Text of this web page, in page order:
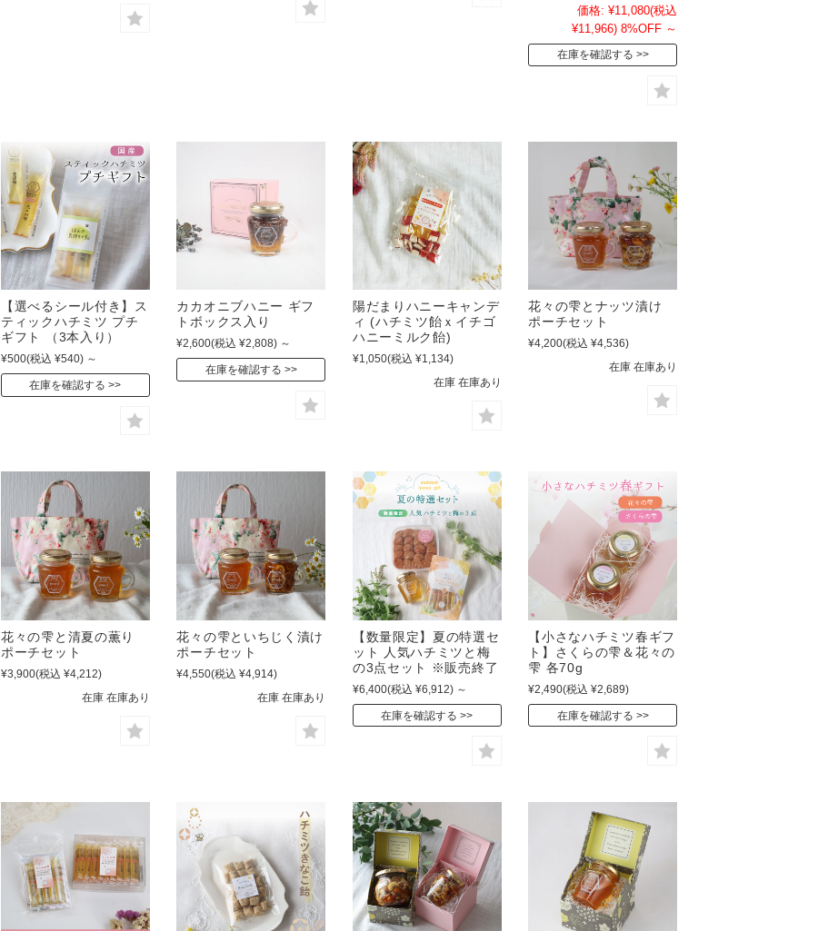
価格: ¥11,080(税込
¥11,966) 8%OFF ～
在庫を確認する
【選べるシール付き】ス
ティックハチミツ プチ
ギフト （3本入り）
¥500(税込 ¥540) ～
在庫を確認する
カカオニブハニー ギフ
トボックス入り
¥2,600(税込 ¥2,808) ～
在庫を確認する
陽だまりハニーキャンデ
ィ (ハチミツ飴ｘイチゴ
ハニーミルク飴)
¥1,050(税込 ¥1,134)
在庫 在庫あり
花々の雫とナッツ漬け
ポーチセット
¥4,200(税込 ¥4,536)
在庫 在庫あり
花々の雫と清夏の薫り
ポーチセット
¥3,900(税込 ¥4,212)
在庫 在庫あり
花々の雫といちじく漬け
ポーチセット
¥4,550(税込 ¥4,914)
在庫 在庫あり
【数量限定】夏の特選セ
ット 人気ハチミツと梅
の3点セット ※販売終了
¥6,400(税込 ¥6,912) ～
在庫を確認する
【小さなハチミツ春ギフ
ト】さくらの雫＆花々の
雫 各70g
¥2,490(税込 ¥2,689)
在庫を確認する